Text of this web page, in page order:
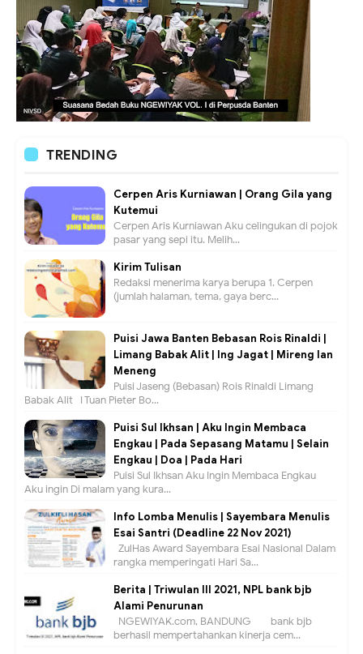
TRENDING
Cerpen Aris Kurniawan | Orang Gila yang
Kutemui
Cerpen Aris Kurniawan Aku celingukan di pojok
pasar yang sepi itu. Melih...
Kirim Tulisan
Redaksi menerima karya berupa 1. Cerpen
(jumlah halaman, tema, gaya berc...
Puisi Jawa Banten Bebasan Rois Rinaldi |
Limang Babak Alit | Ing Jagat | Mireng lan
Meneng
Puisi Jaseng (Bebasan) Rois Rinaldi Limang
Babak Alit I Tuan Pieter Bo...
Puisi Sul Ikhsan | Aku Ingin Membaca
Engkau | Pada Sepasang Matamu | Selain
Engkau | Doa | Pada Hari
Puisi Sul Ikhsan Aku Ingin Membaca Engkau
Aku ingin Di malam yang kura...
Info Lomba Menulis | Sayembara Menulis
Esai Santri (Deadline 22 Nov 2021)
ZulHas Award Sayembara Esai Nasional Dalam
rangka memperingati Hari Sa...
Berita | Triwulan III 2021, NPL bank bjb
Alami Penurunan
NGEWIYAK.com, BANDUNG — bank bjb
berhasil mempertahankan kinerja cem...